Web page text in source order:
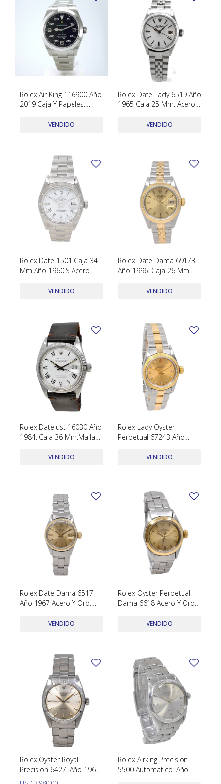
Rolex Air King 116900 Año
2019 Caja Y Papeles.
VENDIDO
Rolex Date Lady 6519 Año
1965 Caja 25 Mm. Acero
VENDIDO
Rolex Date 1501 Caja 34
Mm Año 1960'S Acero
VENDIDO
Rolex Date Dama 69173
Año 1996. Caja 26 Mm.
VENDIDO
Rolex Datejust 16030 Año
1984. Caja 36 Mm.Malla
VENDIDO
Rolex Lady Oyster
Perpetual 67243 Año
Brillantes. 24 Mm
VENDIDO
Rolex Date Dama 6517
Año 1967 Acero Y Oro.
VENDIDO
Rolex Oyster Perpetual
Dama 6618 Acero Y Oro
VENDIDO
Rolex Oyster Royal
Precision 6427. Año 1965.
Caja 34 Mm
Rolex Airking Precision
5500 Automatico. Año